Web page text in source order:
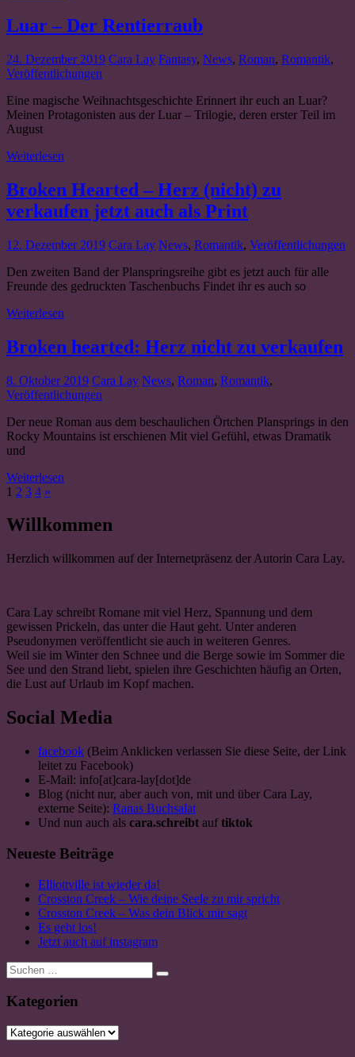
Luar – Der Rentierraub
24. Dezember 2019 Cara Lay Fantasy, News, Roman, Romantik,
Veröffentlichungen
Eine magische Weihnachtsgeschichte Erinnert ihr euch an Luar?
Meinen Protagonisten aus der Luar – Trilogie, deren erster Teil im
August
Weiterlesen
Broken Hearted – Herz (nicht) zu
verkaufen jetzt auch als Print
12. Dezember 2019 Cara Lay News, Romantik, Veröffentlichungen
Den zweiten Band der Planspringsreihe gibt es jetzt auch für alle
Freunde des gedruckten Taschenbuchs Findet ihr es auch so
Weiterlesen
Broken hearted: Herz nicht zu verkaufen
8. Oktober 2019 Cara Lay News, Roman, Romantik,
Veröffentlichungen
Der neue Roman aus dem beschaulichen Örtchen Plansprings in den
Rocky Mountains ist erschienen Mit viel Gefühl, etwas Dramatik
und
Weiterlesen
1 2 3 4 »
Willkommen
Herzlich willkommen auf der Internetpräsenz der Autorin Cara Lay.
Cara Lay schreibt Romane mit viel Herz, Spannung und dem
gewissen Prickeln, das unter die Haut geht. Unter anderen
Pseudonymen veröffentlicht sie auch in weiteren Genres.
Weil sie im Winter den Schnee und die Berge sowie im Sommer die
See und den Strand liebt, spielen ihre Geschichten häufig an Orten,
die Lust auf Urlaub im Kopf machen.
Social Media
facebook (Beim Anklicken verlassen Sie diese Seite, der Link
leitet zu Facebook)
E-Mail: info[at]cara-lay[dot]de
Blog (nicht nur, aber auch von, mit und über Cara Lay,
externe Seite): Ranas Buchsalat
Und nun auch als cara.schreibt auf tiktok
Neueste Beiträge
Elliottville ist wieder da!
Crosston Creek – Wie deine Seele zu mir spricht
Crosston Creek – Was dein Blick mir sagt
Es geht los!
Jetzt auch auf instagram
Kategorien